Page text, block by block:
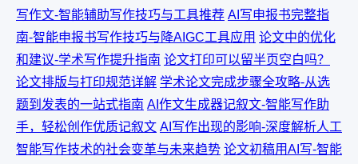
写作文-智能辅助写作技巧与工具推荐 AI写申报书完整指
南-智能申报书写作技巧与降AIGC工具应用 论文中的优化
和建议-学术写作提升指南 论文打印可以留半页空白吗？
论文排版与打印规范详解 学术论文完成步骤全攻略-从选
题到发表的一站式指南 AI作文生成器记叙文-智能写作助
手，轻松创作优质记叙文 AI写作出现的影响-深度解析人工
智能写作技术的社会变革与未来趋势 论文初稿用AI写-智能